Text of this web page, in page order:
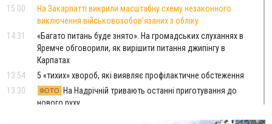
15:00
На Закарпатті викрили масштабну схему незаконного
виключення військовозобов’язаних з обліку
14:31
«Багато питань буде знято». На громадських слуханнях в
Яремче обговорили, як вирішити питання джипінгу в
Карпатах
13:54
5 «тихих» хвороб, які виявляє профілактичне обстеження
13:30
ФОТО
На Надрічній тривають останні приготування до
нового руху
У Франківську зафіксували найбільшу спеку за всю історію